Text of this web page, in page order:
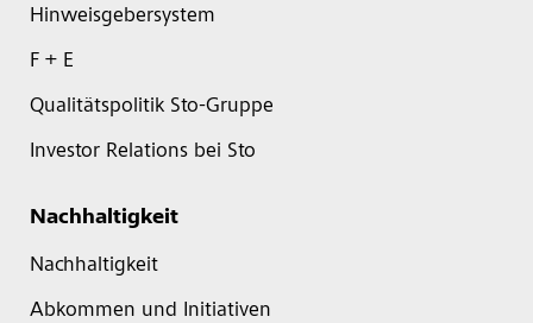
Hinweisgebersystem
F + E
Qualitätspolitik Sto-Gruppe
Investor Relations bei Sto
Nachhaltigkeit
Nachhaltigkeit
Abkommen und Initiativen